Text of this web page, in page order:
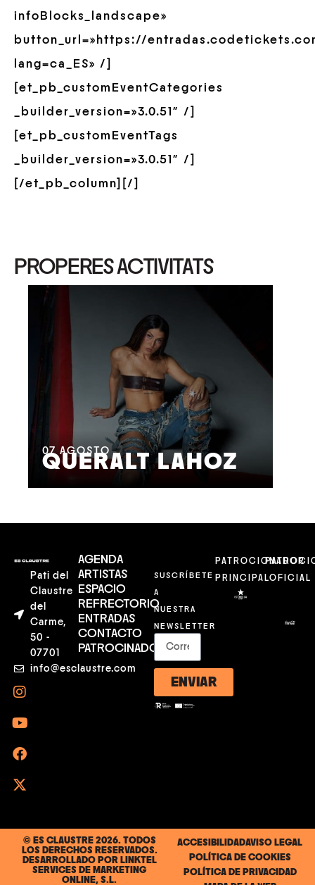
infoBlocks_landscape»
button_url=»https://
lang=ca_ES» /]
[et_pb_customEventCategories
_builder_version=»3.0.51″ /]
[et_pb_customEventTags
_builder_version=»3.0.51″ /]
[/et_pb_column][/]
PROPERES ACTIVITATS
07 AGOSTO
QUERALT LAHOZ
Pati del
Claustre
del
Carme,
50 -
07701
info@esclaustre.com
AGENDA
ARTISTAS
ESPACIO
REFRECTORIO
ENTRADAS
CONTACTO
PATROCINADORES
SUSCRÍBETE
A
NUESTRA
NEWSLETTER
ENVIAR
PATROCIONADOR
PRINCIPALOFICIAL
© ES CLAUSTRE 2026. TODOS
LOS DERECHOS RESERVADOS.
DESARROLLADO POR LINKTEL
SERVICES DE MARKETING
ONLINE, S.L.
ACCESIBILIDADAVISO LEGAL
POLÍTICA DE COOKIES
POLÍTICA DE PRIVACIDAD